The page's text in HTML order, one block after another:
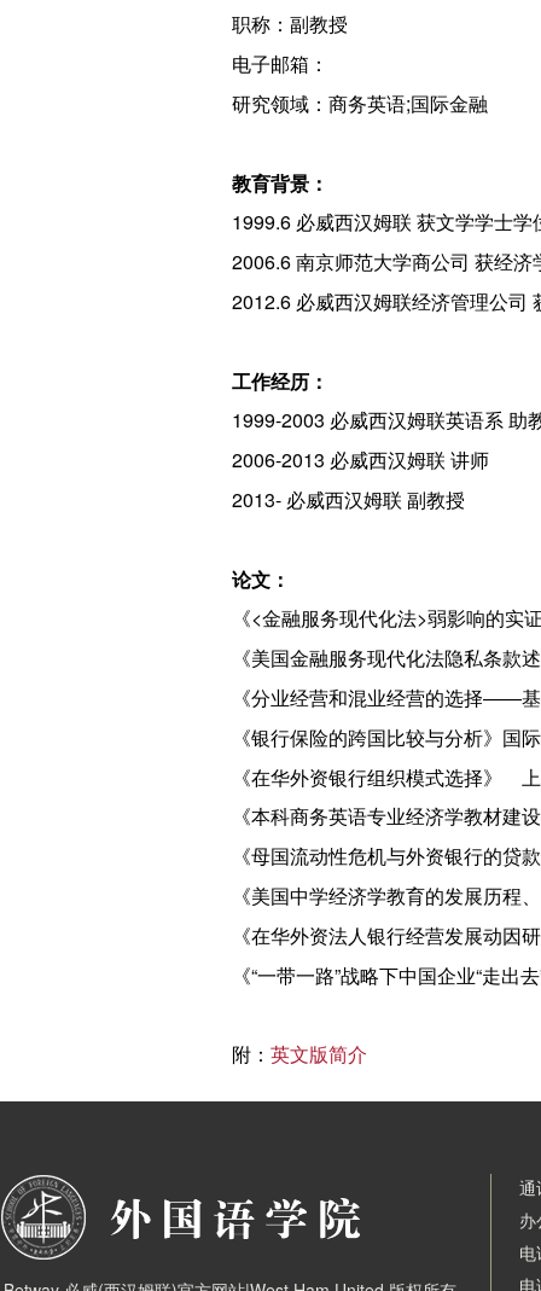
职称：副教授
电子邮箱：
研究领域：商务英语;国际金融
教育背景：
1999.6 必威西汉姆联 获文学学士学
2006.6 南京师范大学商公司 获经济
2012.6 必威西汉姆联经济管理公司
工作经历：
1999-2003 必威西汉姆联英语系 助
2006-2013 必威西汉姆联 讲师
2013- 必威西汉姆联 副教授
论文：
《<金融服务现代化法>弱影响的
《美国金融服务现代化法隐私条
《分业经营和混业经营的选择――
《银行保险的跨国比较与分析》
《在华外资银行组织模式选择》
《本科商务英语专业经济学教材建
《母国流动性危机与外资银行的
《美国中学经济学教育的发展历程
《在华外资法人银行经营发展动
《“一带一路”战略下中国企业“走
附： 英文版简介
通